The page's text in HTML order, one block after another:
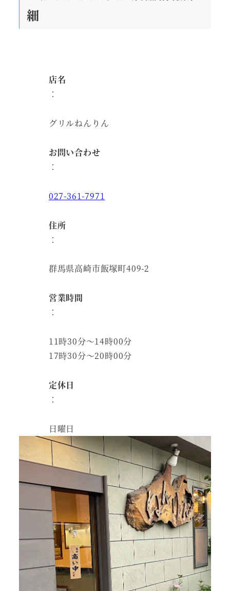
細
店名
：
グリルねんりん
お問い合わせ
：
027-361-7971
住所
：
群馬県高崎市飯塚町409-2
営業時間
：
11時30分～14時00分⁣
17時30分～20時00分
定休日
：
日曜日